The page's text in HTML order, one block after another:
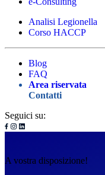
Analisi Legionella
Corso HACCP
Blog
FAQ
Area riservata
Contatti
Seguici su:
A vostra disposizione!